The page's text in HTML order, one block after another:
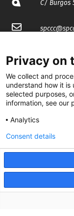
C/ Burgos
spccc@
cgtcatalunya
CGTCatalunya
cgtcatalunya
Privacy on
We collect and
understand how it is
selected purposes,
information, see our
Analytics
Consent details